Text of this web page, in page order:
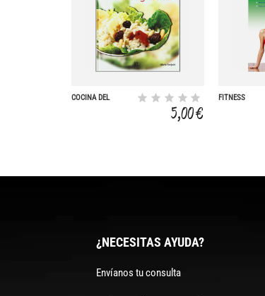
COCINA DEL
5,00 €
FITNESS
¿NECESITAS AYUDA?
Envíanos tu consulta